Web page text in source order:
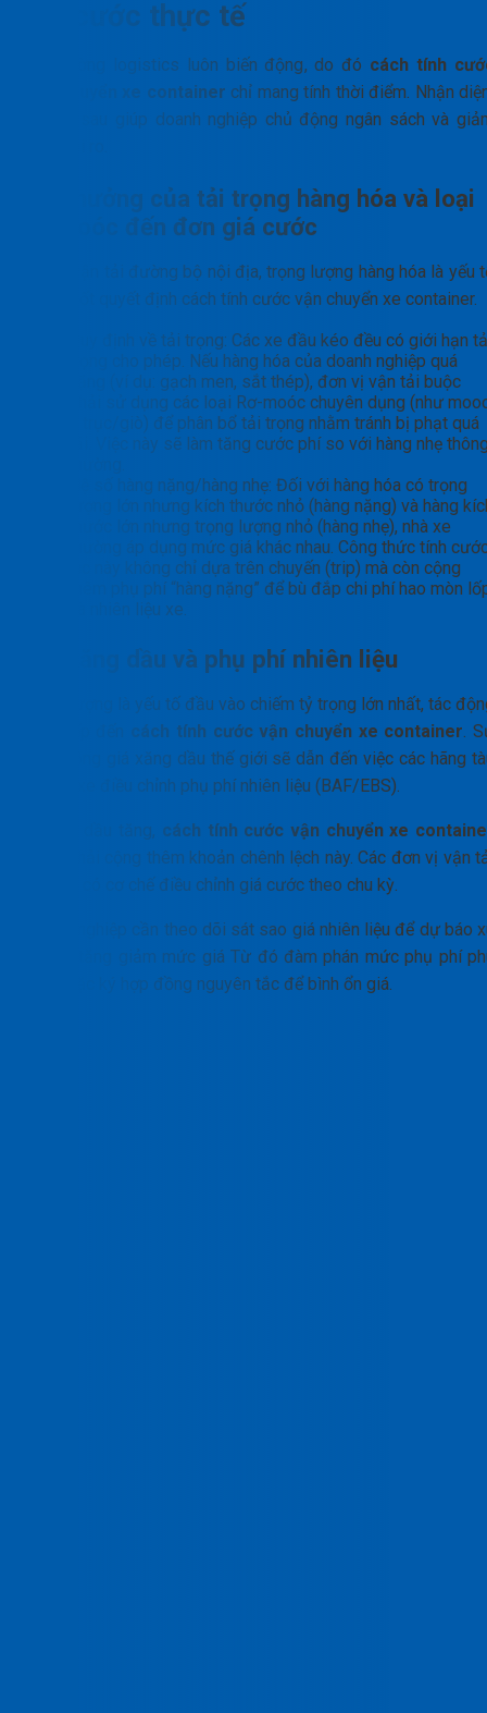
giá cước thực tế
Thị trường logistics luôn biến động, do đó cách tính
vận chuyển xe container chỉ mang tính thời điểm. Nhận
yếu tố sau giúp doanh nghiệp chủ động ngân sách và
Ảnh hưởng của tải trọng hàng hóa và loại
rơ-moóc đến đơn giá cước
Trong vận tải đường bộ nội địa, trọng lượng hàng hóa là yếu
then chốt quyết định cách tính cước vận chuyển xe container.
Quy định về tải trọng: Các xe đầu kéo đều có giới hạn
trọng cho phép. Nếu hàng hóa của doanh nghiệp quá
nặng (ví dụ: gạch men, sắt thép), đơn vị vận tải buộc
phải sử dụng các loại Rơ-moóc chuyên dụng (như
3 trục/giò) để phân bổ tải trọng nhằm tránh bị phạt quá
tải. Việc này sẽ làm tăng cước phí so với hàng nhẹ
Hệ số hàng nặng/hàng nhẹ: Đối với hàng hóa có trọng
lượng lớn nhưng kích thước nhỏ (hàng nặng) và hàng
thước lớn nhưng trọng lượng nhỏ (hàng nhẹ), nhà xe
thường áp dụng mức giá khác nhau. Công thức tính
lúc này không chỉ dựa trên chuyến (trip) mà còn cộng
thêm phụ phí “hàng nặng” để bù đắp chi phí hao mòn
và nhiên liệu xe.
Giá xăng dầu và phụ phí nhiên liệu
Năng lượng là yếu tố đầu vào chiếm tỷ trọng lớn nhất, tác
cách tính cước vận chuyển xe container .
biến động giá xăng dầu thế giới sẽ dẫn đến việc các hãng
và nhà xe điều chỉnh phụ phí nhiên liệu (BAF/EBS).
Khi giá dầu tăng, cách tính cước vận chuyển xe
buộc phải cộng thêm khoản chênh lệch này. Các đơn vị vận
thường có cơ chế điều chỉnh giá cước theo chu kỳ.
Doanh nghiệp cần theo dõi sát sao giá nhiên liệu để dự báo
hướng tăng giảm mức giá Từ đó đàm phán mức phụ phí
hợp hoặc ký hợp đồng nguyên tắc để bình ổn giá.